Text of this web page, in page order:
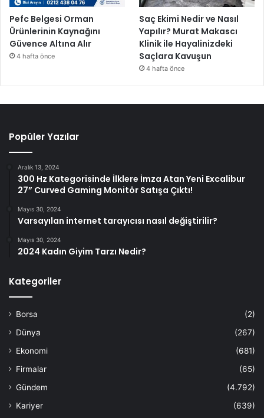
Pefc Belgesi Orman
Ürünlerinin Kaynağını
Güvence Altına Alır
4 hafta önce
Saç Ekimi Nedir ve Nasıl
Yapılır? Murat Makascı
Klinik ile Hayalinizdeki
Saçlara Kavuşun
4 hafta önce
Popüler Yazılar
Aralık 13, 2024
300 Hz Kategorisinde İlklere İmza Atan Yeni Excalibur
27” Curved Gaming Monitör Satışa Çıktı!
Mayıs 30, 2024
Varsayılan internet tarayıcısı nasıl değiştirilir?
Mayıs 30, 2024
2024 Kadın Giyim Tarzı Nedir?
Kategoriler
Borsa
(2)
Dünya
(267)
Ekonomi
(681)
Firmalar
(65)
Gündem
(4.792)
Kariyer
(639)